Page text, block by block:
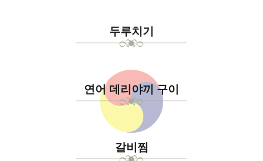
두루치기
연어 데리야끼 구이
갈비찜